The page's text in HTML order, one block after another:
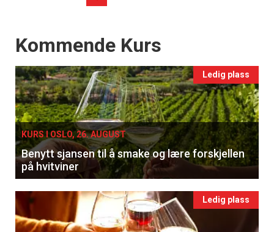
Events
Kommende Kurs
Ledig plass
KURS I OSLO, 26. AUGUST
Benytt sjansen til å smake og lære forskjellen
på hvitviner
Ledig plass